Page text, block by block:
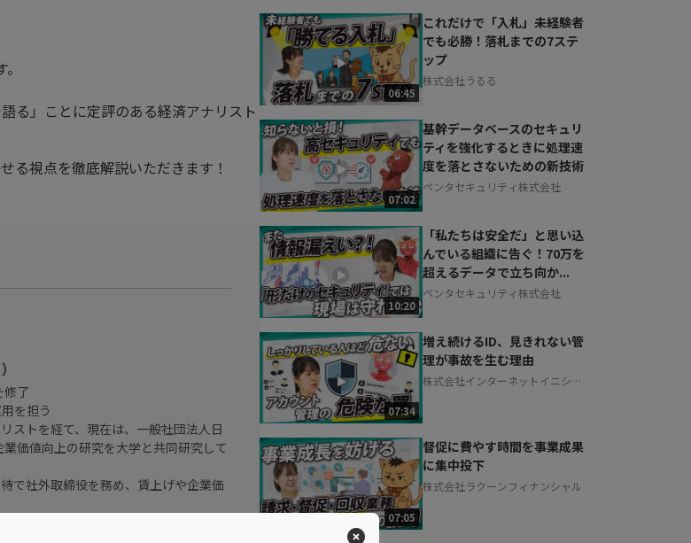
る」ことに定評のある経済アナリスト
る視点を徹底解説いただきます！
修了
を担う
ストを経て、現在は、一般社団法人日
価値向上の研究を大学と共同研究して
で社外取締役を務め、賃上げや企業価
任後は企業価値向上について学術研究
06:45
これだけで「入札」未経験者
でも必勝！落札までの7ステ
ップ
株式会社うるる
07:02
基幹データベースのセキュリ
ティを強化するときに処理速
度を落とさないための新技術
ペンタセキュリティ株式会社
10:20
「私たちは安全だ」と思い込
んでいる組織に告ぐ！70万を
超えるデータで立ち向か...
ペンタセキュリティ株式会社
07:34
増え続けるID、見きれない管
理が事故を生む理由
株式会社インターネットイニシア
07:05
督促に費やす時間を事業成果
に集中投下
株式会社ラクーンフィナンシャル